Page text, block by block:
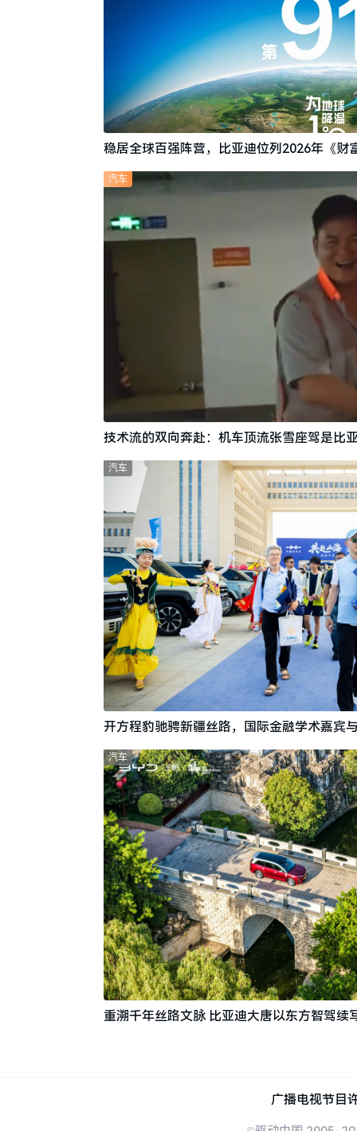
稳居全球百强阵营，比亚迪位列2026年《财
技术流的双向奔赴：机车顶流张雪座驾是比
汽车
开方程豹驰骋新疆丝路，国际金融学术嘉宾
汽车
重溯千年丝路文脉 比亚迪大唐以东方智驾续
汽车
广播电视节目